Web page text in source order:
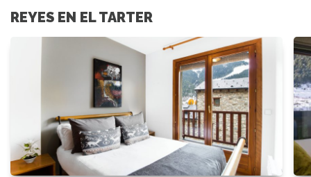
REYES EN EL TARTER